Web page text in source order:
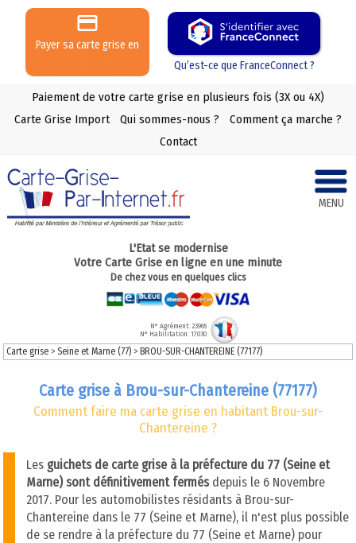
Payer sa carte grise en
Qu’est-ce que FranceConnect ?
Paiement de votre carte grise en plusieurs fois (3X ou 4X)
Carte Grise Import
Qui sommes-nous ?
Comment ça marche ?
Contact
MENU
L'Etat se modernise
Votre Carte Grise en ligne en une minute
De chez vous en quelques clics
N° Agrément: 23965
N° Habilitation: 17030
Carte grise >Seine et Marne (77)> BROU-SUR-CHANTEREINE (77177)
Carte grise à Brou-sur-Chantereine (77177)
Comment faire ma carte grise en habitant Brou-sur-
Chantereine ?
Les guichets de carte grise à la préfecture du 77 (Seine et
Marne) sont définitivement fermésdepuis le 6 Novembre
2017. Pour les automobilistes résidants à Brou-sur-
Chantereine dans le 77 (Seine et Marne), il n'est plus possible
de se rendre à la préfecture du 77 (Seine et Marne) pour